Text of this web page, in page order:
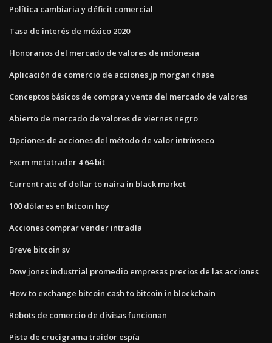
Política cambiaria y déficit comercial
Tasa de interés de méxico 2020
Honorarios del mercado de valores de indonesia
Aplicación de comercio de acciones jp morgan chase
Conceptos básicos de compra y venta del mercado de valores
Abierto de mercado de valores de viernes negro
Opciones de acciones del método de valor intrínseco
Fxcm metatrader 4 64 bit
Current rate of dollar to naira in black market
100 dólares en bitcoin hoy
Acciones comprar vender intradía
Breve bitcoin sv
Dow jones industrial promedio empresas precios de las acciones
How to exchange bitcoin cash to bitcoin in blockchain
Robots de comercio de divisas funcionan
Pista de crucigrama traidor espía